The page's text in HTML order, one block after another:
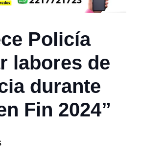
Policía
labores de
durante
Fin 2024”